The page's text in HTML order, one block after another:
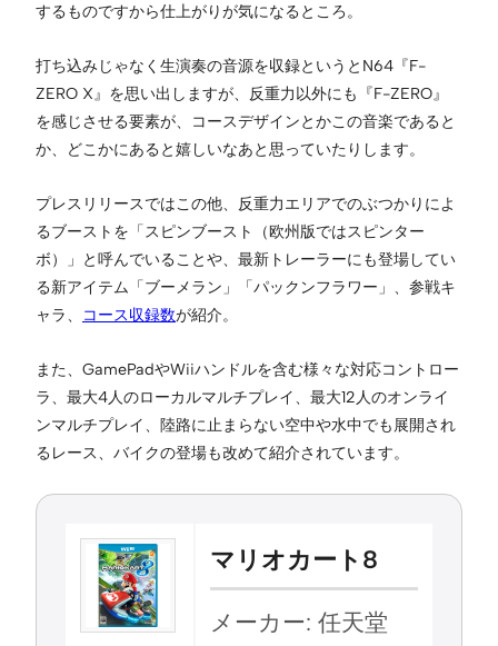
するものですから仕上がりが気になるところ。
打ち込みじゃなく生演奏の音源を収録というとN64『F-
ZERO X』を思い出しますが、反重力以外にも『F-ZERO』
を感じさせる要素が、コースデザインとかこの音楽であると
か、どこかにあると嬉しいなあと思っていたりします。
プレスリリースではこの他、反重力エリアでのぶつかりによ
るブーストを「スピンブースト（欧州版ではスピンター
ボ）」と呼んでいることや、最新トレーラーにも登場してい
る新アイテム「ブーメラン」「パックンフラワー」、参戦キ
ャラ、
コース収録数が紹介。
また、GamePadやWiiハンドルを含む様々な対応コントロー
ラ、最大4人のローカルマルチプレイ、最大12人のオンライ
ンマルチプレイ、陸路に止まらない空中や水中でも展開され
るレース、バイクの登場も改めて紹介されています。
マリオカート8
メーカー: 任天堂